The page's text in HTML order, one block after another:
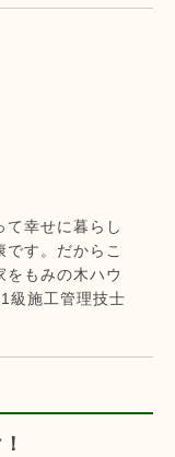
て幸せに暮らし
す。だからこ
をもみの木ハウ
級施工管理技士